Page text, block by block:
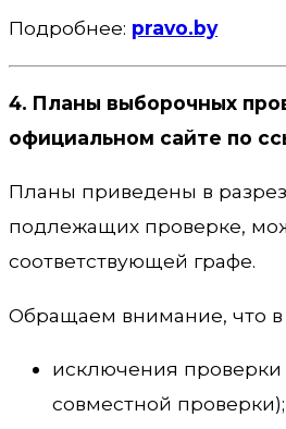
Подробнее: pravo.by
4. Планы выборочных
официальном сайте по
Планы приведены в
подлежащих проверке,
соответствующей графе.
Обращаем внимание, что в
исключения
совместной проверки);